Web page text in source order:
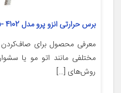
برس حرارتی انزو پرو مدل Pro- 4102
معرفی محصول برای
مختلفی مانند اتو مو یا
روش‌های […]